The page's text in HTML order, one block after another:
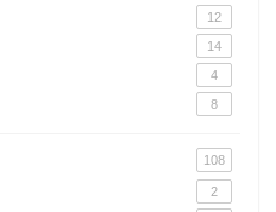
12
14
4
8
108
2